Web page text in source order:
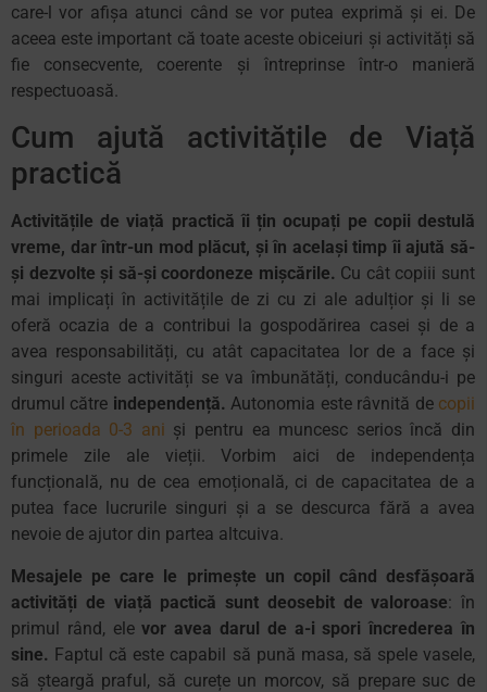
care-l vor afișa atunci când se vor putea exprimă și ei. De
aceea este important că toate aceste obiceiuri și activități să
fie consecvente, coerente și întreprinse într-o manieră
respectuoasă.
Cum ajută activitățile de Viață
practică
Activitățile de viață practică îi țin ocupați pe copii destulă
vreme, dar într-un mod plăcut, și în același timp îi ajută să-
și dezvolte și să-și coordoneze mișcările. Cu cât copiii sunt
mai implicați în activitățile de zi cu zi ale adulțior și li se
oferă ocazia de a contribui la gospodărirea casei și de a
avea responsabilități, cu atât capacitatea lor de a face și
singuri aceste activități se va îmbunătăți, conducându-i pe
drumul către independență.Autonomia este râvnită de copii
în perioada 0-3 ani și pentru ea muncesc serios încă din
primele zile ale vieții. Vorbim aici de independența
funcțională, nu de cea emoțională, ci de capacitatea de a
putea face lucrurile singuri și a se descurca fără a avea
nevoie de ajutor din partea altcuiva.
Mesajele pe care le primește un copil când desfășoară
activități de viață pactică sunt deosebit de valoroase: în
primul rând, elevor avea darul de a-i spori încrederea în
sine. Faptul că este capabil să pună masa, să spele vasele,
să șteargă praful, să curețe un morcov, să prepare suc de